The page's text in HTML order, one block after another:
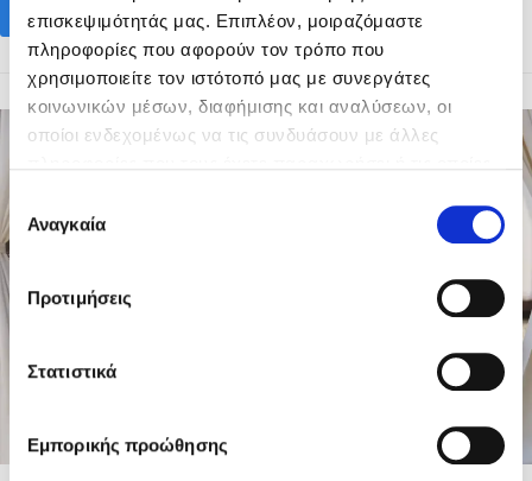
επισκεψιμότητάς μας. Επιπλέον, μοιραζόμαστε
πληροφορίες που αφορούν τον τρόπο που
χρησιμοποιείτε τον ιστότοπό μας με συνεργάτες
κοινωνικών μέσων, διαφήμισης και αναλύσεων, οι
οποίοι ενδεχομένως να τις συνδυάσουν με άλλες
των υπηρεσιών τους.
Επιλογή
συγκατάθεσης
Αναγκαία
Προτιμήσεις
Στατιστικά
Εμπορικής προώθησης
Read more